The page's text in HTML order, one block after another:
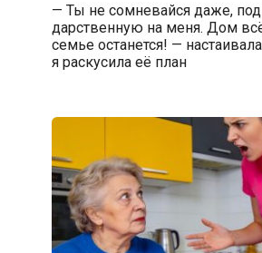
— Ты не сомневайся даже,
дарственную на меня. Дом
семье останется! —
я раскусила её план